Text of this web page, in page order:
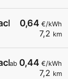
0,64 €/kWh
7,2 km
Schnell-
ab 0,44 €/kWh
7,2 km
Schnell-